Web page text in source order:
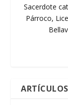
Sacerdote
Párroco,